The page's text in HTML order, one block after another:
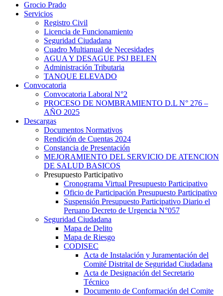
Grocio Prado
Servicios
Registro Civil
Licencia de Funcionamiento
Seguridad Ciudadana
Cuadro Multianual de Necesidades
AGUA Y DESAGUE PSJ BELEN
Administración Tributaria
TANQUE ELEVADO
Convocatoria
Convocatoria Laboral N°2
PROCESO DE NOMBRAMIENTO D.L N° 276 –
AÑO 2025
Descargas
Documentos Normativos
Rendición de Cuentas 2024
Constancia de Presentación
MEJORAMIENTO DEL SERVICIO DE ATENCION
DE SALUD BASICOS
Presupuesto Participativo
Cronograma Virtual Presupuesto Participativo
Oficio de Participación Presupuesto Participativo
Suspensión Presupuesto Participativo Diario el
Peruano Decreto de Urgencia N°057
Seguridad Ciudadana
Mapa de Delito
Mapa de Riesgo
CODISEC
Acta de Instalación y Juramentación del
Comité Distrital de Seguridad Ciudadana
Acta de Designación del Secretario
Técnico
Documento de Conformación del Comite